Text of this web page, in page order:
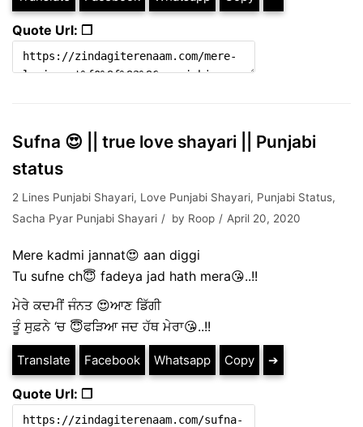
Quote Url: ❐
Sufna 😍 || true love shayari || Punjabi
status
2 Lines Punjabi Shayari, Love Punjabi Shayari, Punjabi Status,
Sacha Pyar Punjabi Shayari
by Roop April 20, 2020
Mere kadmi jannat😍 aan diggi
Tu sufne ch😇 fadeya jad hath mera😘..!!
ਮੇਰੇ ਕਦਮੀਂ ਜੰਨਤ 😍ਆਣ ਡਿੱਗੀ
ਤੂੰ ਸੁਫ਼ਨੇ ‘ਚ 😇ਫੜਿਆ ਜਦ ਹੱਥ ਮੇਰਾ😘..!!
Translate Facebook Whatsapp Copy ➔
Quote Url: ❐